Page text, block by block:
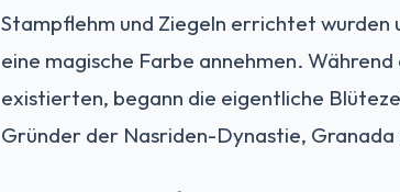
Stampflehm und Ziegeln errichtet wurden
eine magische Farbe annehmen.
existierten, begann die eigentliche
Gründer der Nasriden-Dynastie,